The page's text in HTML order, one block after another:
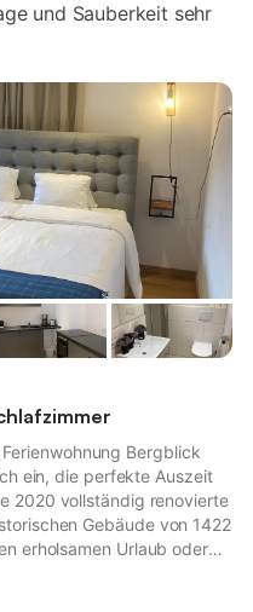
und Sauberkeit sehr
Bergblick
ein, die perfekte Auszeit
2020 vollständig renovierte
Gebäude von 1422
erholsamen Urlaub oder
Rückzugsort.